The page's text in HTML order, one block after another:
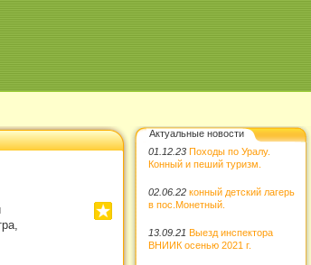
Актуальные новости
01.12.23 Походы по Уралу.
Конный и пеший туризм.
02.06.22 конный детский лагерь
в пос.Монетный.
13.09.21 Выезд инспектора
ВНИИК осенью 2021 г.